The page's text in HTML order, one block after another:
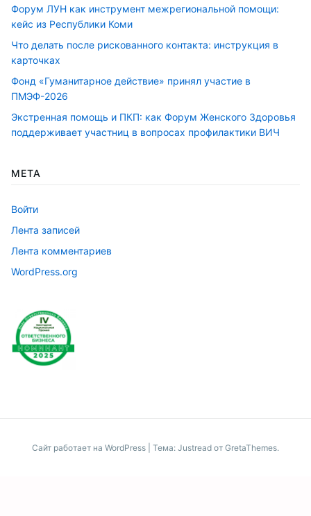
Форум ЛУН как инструмент межрегиональной помощи:
кейс из Республики Коми
Что делать после рискованного контакта: инструкция в
карточках
Фонд «Гуманитарное действие» принял участие в
ПМЭФ-2026
Экстренная помощь и ПКП: как Форум Женского Здоровья
поддерживает участниц в вопросах профилактики ВИЧ
МЕТА
Войти
Лента записей
Лента комментариев
WordPress.org
Сайт работает на WordPress Тема: Justread от GretaThemes.